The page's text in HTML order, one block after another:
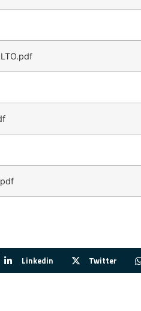
Linkedin Twitter